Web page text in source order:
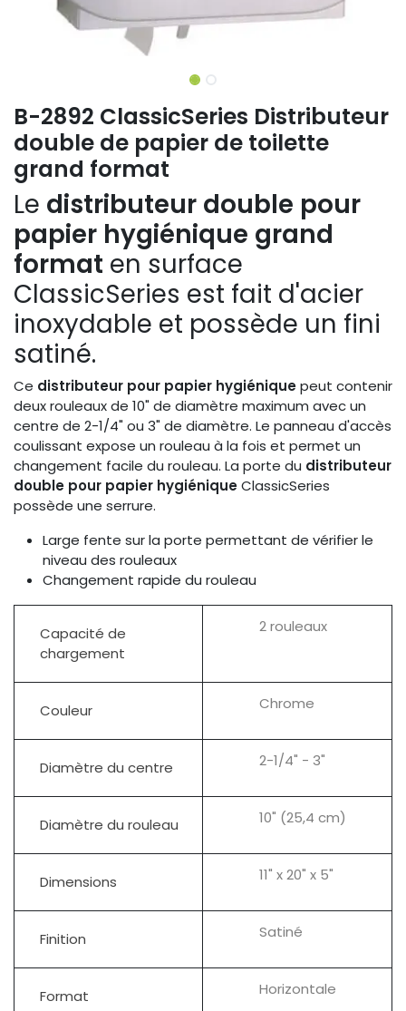
B-2892 ClassicSeries Distributeur
double de papier de toilette
grand format
Le distributeur double pour
papier hygiénique grand
format en surface
ClassicSeries est fait d'acier
inoxydable et possède un fini
satiné.
Ce distributeur pour papier hygiéniquepeut contenir
deux rouleaux de 10" de diamètre maximum avec un
centre de 2-1/4" ou 3" de diamètre. Le panneau d'accès
coulissant expose un rouleau à la fois et permet un
changement facile du rouleau. La porte du distributeur
double pour papier hygiéniqueClassicSeries
possède une serrure.
Large fente sur la porte permettant de vérifier le
niveau des rouleaux
Changement rapide du rouleau
Capacité de
chargement
2 rouleaux
Couleur Chrome
Diamètre du centre 2-1/4" - 3"
Diamètre du rouleau 10" (25,4 cm)
Dimensions 11" x 20" x 5"
Finition Satiné
Format Horizontale